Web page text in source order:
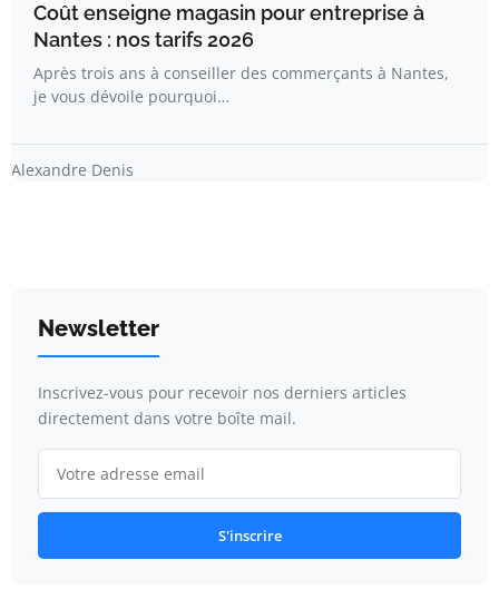
Coût enseigne magasin pour entreprise à
Nantes : nos tarifs 2026
Après trois ans à conseiller des commerçants à Nantes,
je vous dévoile pourquoi…
Alexandre Denis
Newsletter
Inscrivez-vous pour recevoir nos derniers articles
directement dans votre boîte mail.
S'inscrire